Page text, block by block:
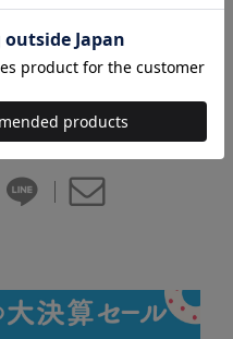
は出たい憧れの大会など、国内
の編集部調べによるものです。
です。本誌発売後、名称や開催
あります。あらかじめご了承く